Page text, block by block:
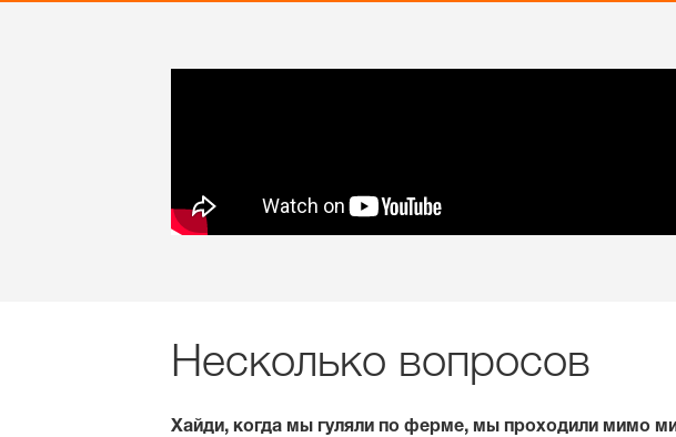
Несколько вопросов
Хайди, когда мы гуляли по ферме, мы проходили мимо